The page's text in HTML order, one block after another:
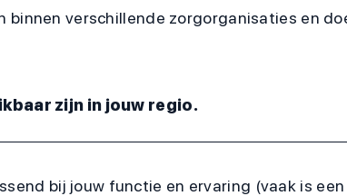
binnen verschillende zorgorganisaties en
zijn in jouw regio.
bij jouw functie en ervaring (vaak is